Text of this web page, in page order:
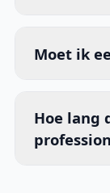
Moet ik
Hoe lang